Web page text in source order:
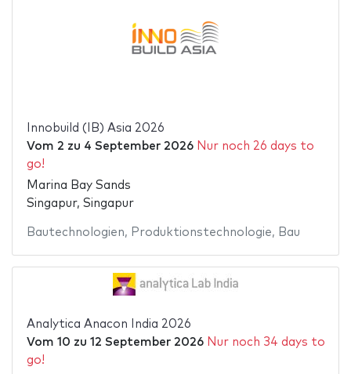
Innobuild (IB) Asia 2026
Vom 2 zu 4 September 2026 Nur noch 26 days to
go!
Marina Bay Sands
Singapur, Singapur
Bautechnologien, Produktionstechnologie, Bau
Analytica Anacon India 2026
Vom 10 zu 12 September 2026 Nur noch 34 days to
go!